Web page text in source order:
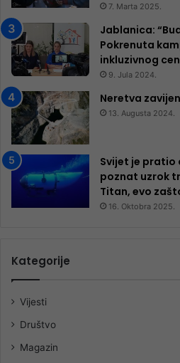
7. Marta 2025.
Jablanica:
Pokrenuta
inkluzivnog
9. Jula 2024.
Neretva
13. Augusta 2024.
Svijet je pratio
poznat uzrok
Titan, evo
16. Oktobra 2025.
Kategorije
Vijesti
Društvo
Magazin